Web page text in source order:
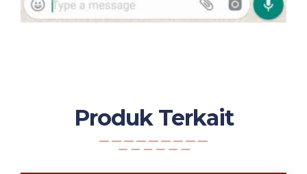
Produk Terkait